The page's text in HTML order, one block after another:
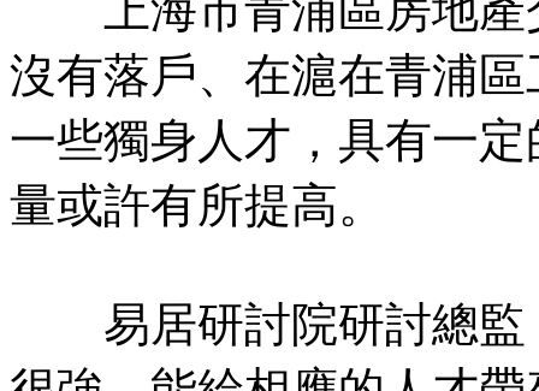
沒有落戶、在滬在青浦
一些獨身人才，具有一
量或許有所提高。
易居研討院研討總監